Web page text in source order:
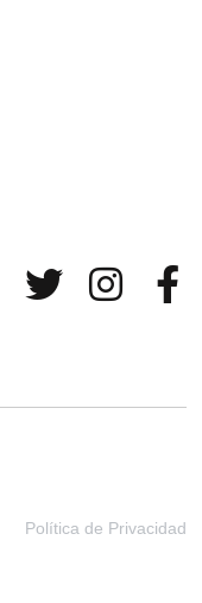
Política de Privacidad